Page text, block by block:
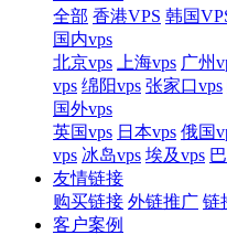
全部 香港VPS 韩国
国内vps
北京vps
上海vps 广州
vps 绵阳vps 张家口vps
国外vps
英国vps 日本vps 俄国
vps 冰岛vps 埃及vps
友情链接
购买链接 外链推广 链
客户案例